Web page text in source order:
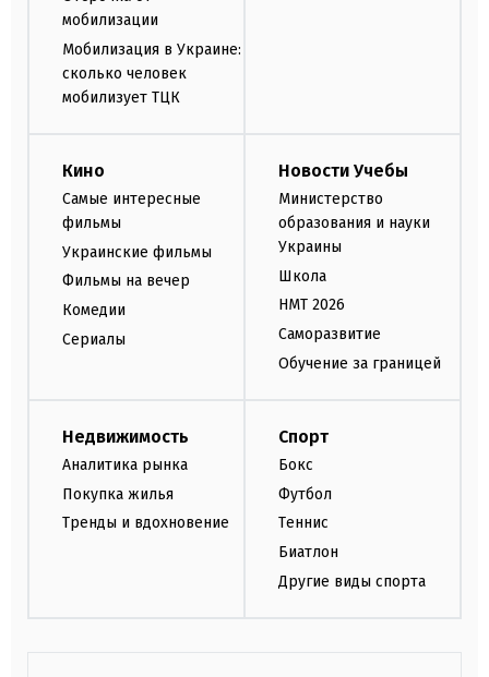
мобилизации
Мобилизация в Украине:
сколько человек
мобилизует ТЦК
Кино
Самые интересные
фильмы
Украинские фильмы
Фильмы на вечер
Комедии
Сериалы
Новости Учебы
Министерство
образования и науки
Украины
Школа
НМТ 2026
Саморазвитие
Обучение за границей
Недвижимость
Аналитика рынка
Покупка жилья
Тренды и вдохновение
Спорт
Бокс
Футбол
Теннис
Биатлон
Другие виды спорта